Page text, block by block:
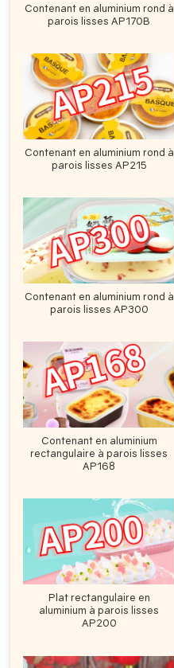
Contenant en aluminium rond à
parois lisses AP170B
Contenant en aluminium rond à
parois lisses AP215
Contenant en aluminium rond à
parois lisses AP300
Contenant en aluminium
rectangulaire à parois lisses
AP168
Plat rectangulaire en
aluminium à parois lisses
AP200